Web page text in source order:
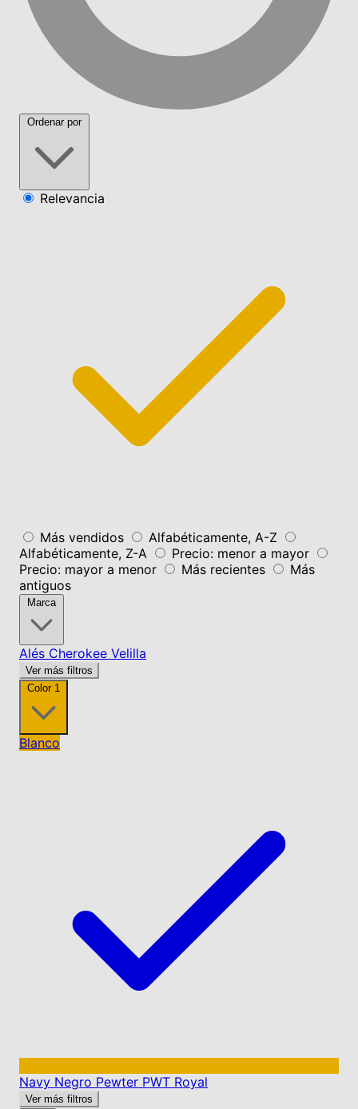
Ordenar por
Relevancia
Más vendidos
Alfabéticamente, A-Z
Alfabéticamente, Z-A
Precio: menor a mayor
Precio: mayor a menor
Más recientes
Más
antiguos
Marca
Alés Cherokee Velilla
Ver más filtros
Color 1
Blanco
Navy Negro Pewter PWT Royal
Ver más filtros